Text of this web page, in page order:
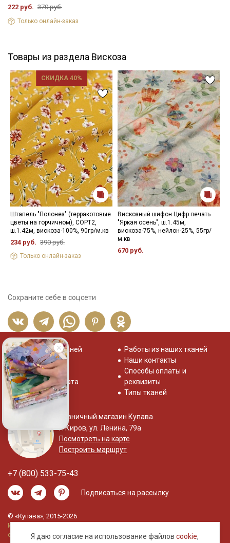
222 руб. 370 руб.
Только онлайн-заказ
Товары из раздела Вискоза
СКИДКА 40%
Штапель "Полонез" (терракотовые
цветы на горчичном), СОРТ2,
ш.1.42м, вискоза-100%, 90гр/м.кв
234 руб. 390 руб.
Только онлайн-заказ
Вискозный шифон Цифр.печать
"Яркая осень", ш.1.45м,
вискоза-75%, нейлон-25%, 55гр/
м.кв
670 руб.
Сохраните себе в соцсети
Я даю согласие на использование файловcookie,
Распродажа тканей
Отзывы о нас
Система скидок
Доставка и оплата
Работы из наших тканей
Наши контакты
Способы оплаты и
реквизиты
Типы тканей
Розничный магазин Купава
г. Киров, ул. Ленина, 79а
Посмотреть на карте
Построить маршрут
+7 (800) 533-75-43
Подписаться на рассылку
© «Купава», 2015-2026
Информация на сайте не является публичной
офертой.